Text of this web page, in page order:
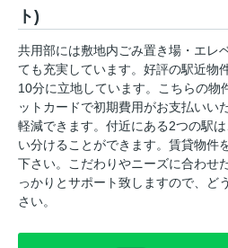
ト)
共用部には敷地内ごみ置き場・エレ
ても充実しています。好評の駅近物
10分に立地しています。こちらの物
ットカードで初期費用がお支払いい
軽減できます。付近にある2つの駅
い分けることができます。賃貸物件
下さい。こだわりやニーズに合わせ
っかりとサポート致しますので、ど
さい。